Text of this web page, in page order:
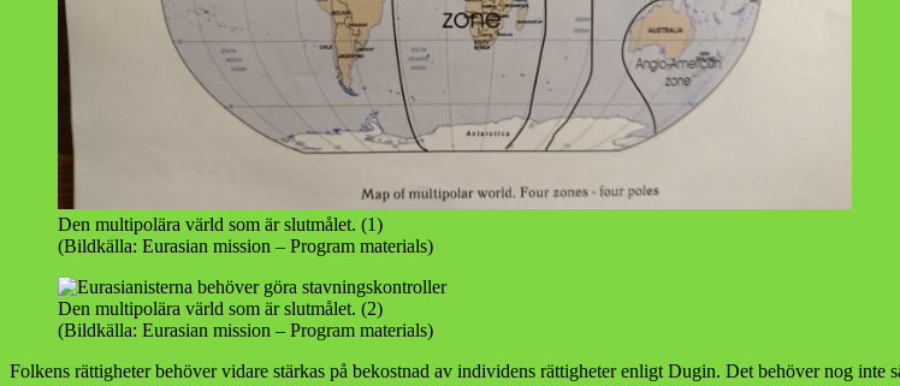
Den multipolära värld som är slutmålet. (1)
(Bildkälla: Eurasian mission – Program materials)
Den multipolära värld som är slutmålet. (2)
(Bildkälla: Eurasian mission – Program materials)
Folkens rättigheter behöver vidare stärkas på bekostnad av individens rättigheter enligt Dugin. Det behöver nog inte